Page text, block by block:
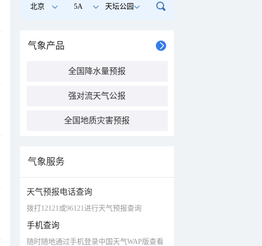
北京 5A 天坛公园
气象产品
全国降水量预报
强对流天气公报
全国地质灾害预报
气象服务
天气预报电话查询
拨打12121或96121进行天气预报查询
手机查询
随时随地通过手机登录中国天气WAP版查看